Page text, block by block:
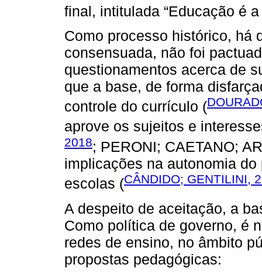
final, intitulada “Educação é a
Como processo histórico, há
consensuada, não foi
questionamentos acerca de
que a base, de forma
controle do currículo (
aprove os sujeitos e
2018; PERONI; CAETANO;
implicações na autonomia
escolas (CÂNDIDO; GENTILINI,
A despeito de aceitação, a
Como política de governo, é
redes de ensino, no âmbito
propostas pedagógicas: